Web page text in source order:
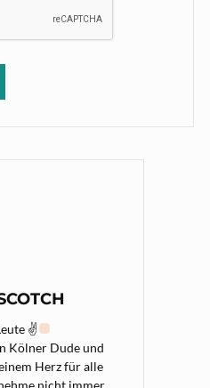
✌
Kölner Dude und
Herz für alle
nicht immer